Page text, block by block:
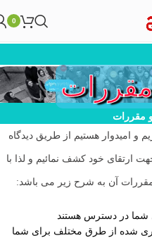
0
مقررات
مقررات
و امیدوار هستیم از طریق دیدگاه
ارتقای خود کشف نمائیم و لذا با
آن به شرح زیر می باشد:
شما در دسترس هستند
شده از طرق مختلف برای شما